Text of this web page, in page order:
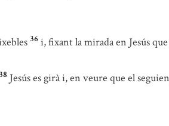
36 i, fixant la mirada en Jesús que
38 Jesús es girà i, en veure que el